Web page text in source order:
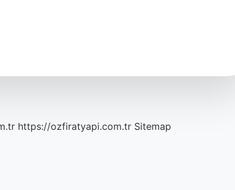
https://ozfiratyapi.com.tr Sitemap